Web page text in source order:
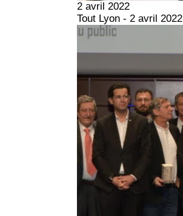
2 avril 2022
Tout Lyon - 2 avril 2022